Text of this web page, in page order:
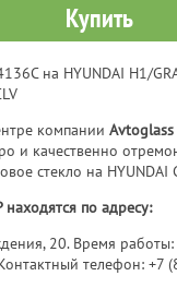
Купить
на HYUNDAI H1/
компании
и качественно
стекло на HYUNDAI
находятся по адресу:
20. Время
телефон:+7